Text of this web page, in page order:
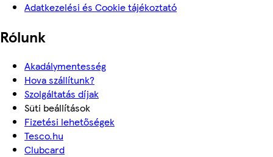
Adatkezelési és Cookie tájékoztató
Rólunk
Akadálymentesség
Hova szállítunk?
Szolgáltatás díjak
Süti beállítások
Fizetési lehetőségek
Tesco.hu
Clubcard